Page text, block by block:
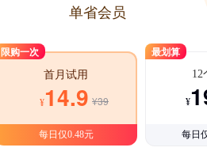
单省会员
限购一次
首月试用
¥14.9 ¥39
每日仅0.48元
最划算
12
¥
每日